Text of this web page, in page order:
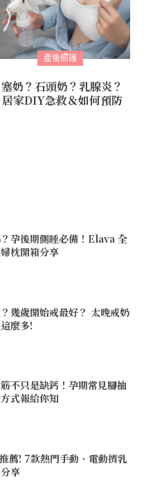
產後照護
塞奶？石頭奶？乳腺炎？
居家DIY急救＆如何預防
孕後期側睡必備！Elava 全
枕開箱分享
幾歲開始戒最好？ 太晚戒奶
麼多!
不只是缺鈣！孕期常見腳抽
式報給你知
薦! 7款熱門手動、電動擠乳
享